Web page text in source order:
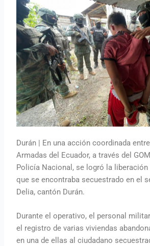
Durán | En una acción coordinada
Armadas del Ecuador, a través del
Policía Nacional, se logró la liberación
que se encontraba secuestrado en el
Delia, cantón Durán.
Durante el operativo, el personal
el registro de varias viviendas
en una de ellas al ciudadano